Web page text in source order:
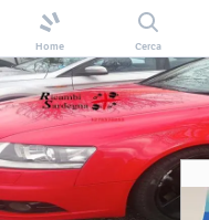
Home Cerca